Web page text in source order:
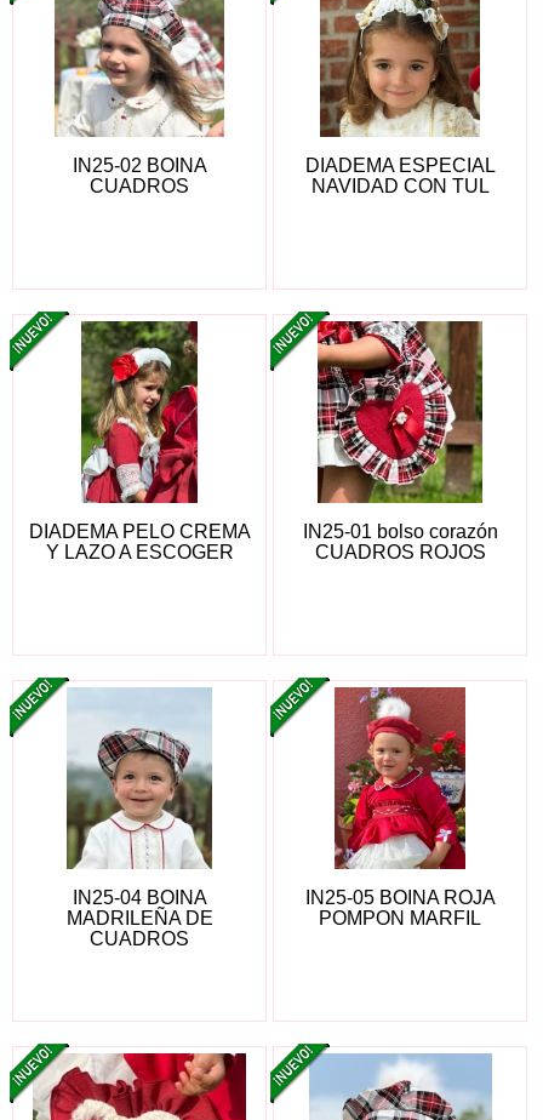
IN25-02 BOINA
CUADROS
DIADEMA ESPECIAL
NAVIDAD CON TUL
DIADEMA PELO CREMA
Y LAZO A ESCOGER
IN25-01 bolso corazón
CUADROS ROJOS
IN25-04 BOINA
MADRILEÑA DE
CUADROS
IN25-05 BOINA ROJA
POMPON MARFIL